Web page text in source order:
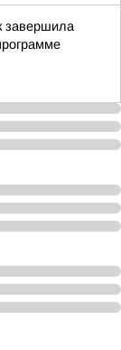
завершила